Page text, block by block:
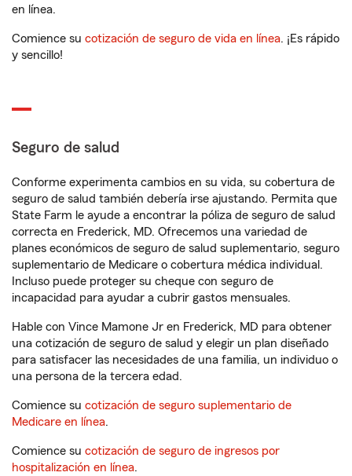
en línea.
Comience su cotización de seguro de vida en línea. ¡Es rápido
y sencillo!
Seguro de salud
Conforme experimenta cambios en su vida, su cobertura de
seguro de salud también debería irse ajustando. Permita que
State Farm le ayude a encontrar la póliza de seguro de salud
correcta en Frederick, MD. Ofrecemos una variedad de
planes económicos de seguro de salud suplementario, seguro
suplementario de Medicare o cobertura médica individual.
Incluso puede proteger su cheque con seguro de
incapacidad para ayudar a cubrir gastos mensuales.
Hable con Vince Mamone Jr en Frederick, MD para obtener
una cotización de seguro de salud y elegir un plan diseñado
para satisfacer las necesidades de una familia, un individuo o
una persona de la tercera edad.
Comience su cotización de seguro suplementario de
Medicare en línea.
Comience su cotización de seguro de ingresos por
hospitalización en línea.